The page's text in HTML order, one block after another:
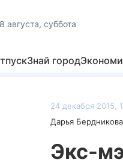
8 августа, суббота
Знай город
24 декабря 2015,
Дарья Бердникова
Экс-